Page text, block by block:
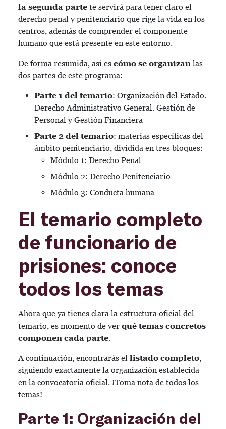
la segunda parte te servirá para tener claro el
derecho penal y penitenciario que rige la vida en los
centros, además de comprender el componente
humano que está presente en este entorno.
De forma resumida, así es cómo se organizan las
dos partes de este programa:
Parte 1 del temario: Organización del Estado.
Derecho Administrativo General. Gestión de
Personal y Gestión Financiera
Parte 2 del temario: materias específicas del
ámbito penitenciario, dividida en tres bloques:
Módulo 1: Derecho Penal
Módulo 2: Derecho Penitenciario
Módulo 3: Conducta humana
El temario completo
de funcionario de
prisiones: conoce
todos los temas
Ahora que ya tienes clara la estructura oficial del
temario, es momento de ver qué temas concretos
componen cada parte.
A continuación, encontrarás el listado completo,
siguiendo exactamente la organización establecida
en la convocatoria oficial. ¡Toma nota de todos los
temas!
Parte 1: Organización del